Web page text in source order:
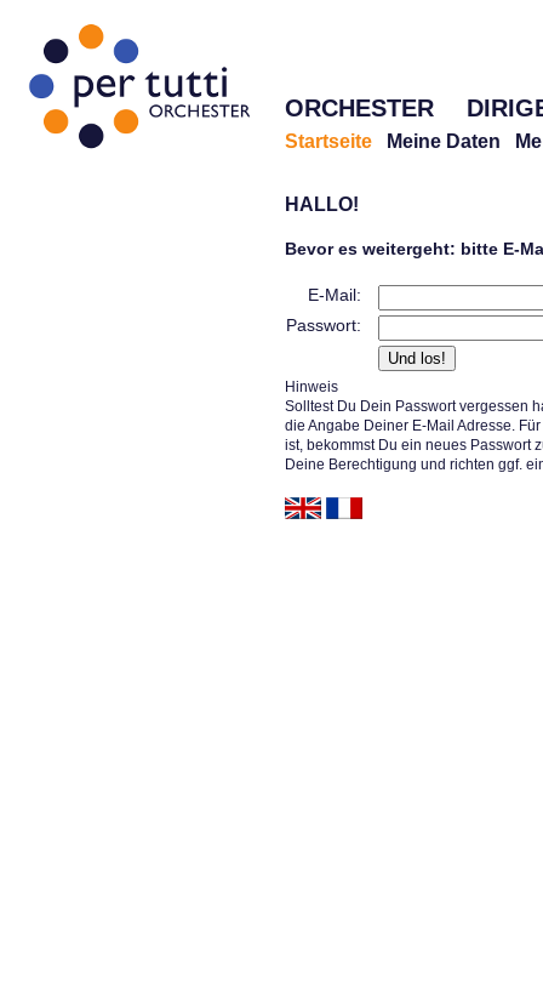
ORCHESTER
Startseite Meine Daten
HALLO!
Bevor es weitergeht: bitte E-
E-Mail:
Passwort:
Hinweis
Solltest Du Dein Passwort vergessen
die Angabe Deiner E-Mail Adresse.
ist, bekommst Du ein neues Passwort
Deine Berechtigung und richten ggf.